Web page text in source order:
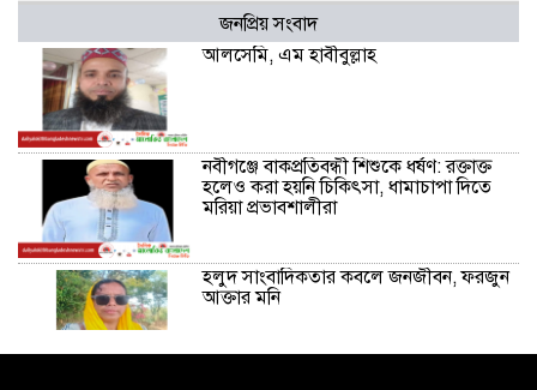
জনপ্রিয় সংবাদ
আলসেমি, এম হাবীবুল্লাহ
নবীগঞ্জে বাকপ্রতিবন্ধী শিশুকে ধর্ষণ: রক্তাক্ত
হলেও করা হয়নি চিকিৎসা, ধামাচাপা দিতে
মরিয়া প্রভাবশালীরা
হলুদ সাংবাদিকতার কবলে জনজীবন, ফরজুন
আক্তার মনি